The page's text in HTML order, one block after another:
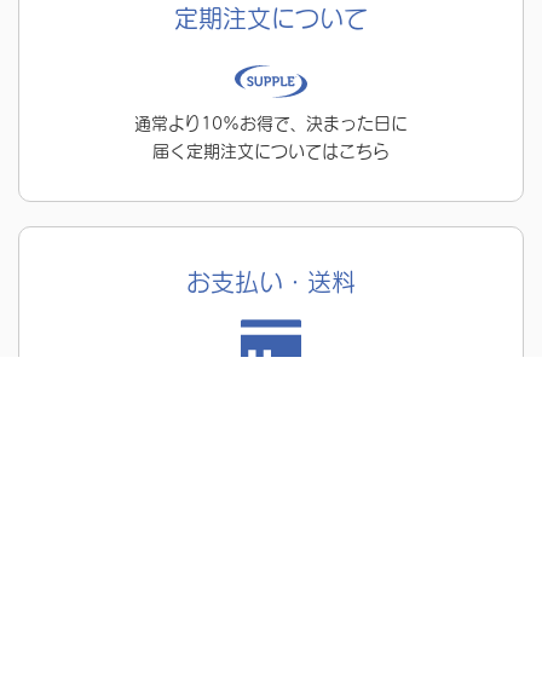
定期注文について
通常より10%お得で、決まった日に
届く定期注文についてはこちら
お支払い・送料